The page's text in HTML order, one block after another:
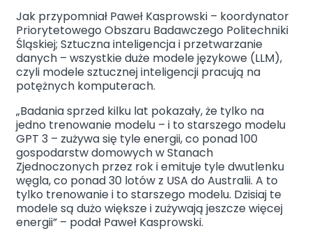
Jak przypomniał Paweł Kasprowski – koordynator
Priorytetowego Obszaru Badawczego Politechniki
Śląskiej; Sztuczna inteligencja i przetwarzanie
danych – wszystkie duże modele językowe (LLM),
czyli modele sztucznej inteligencji pracują na
potężnych komputerach.
„Badania sprzed kilku lat pokazały, że tylko na
jedno trenowanie modelu – i to starszego modelu
GPT 3 – zużywa się tyle energii, co ponad 100
gospodarstw domowych w Stanach
Zjednoczonych przez rok i emituje tyle dwutlenku
węgla, co ponad 30 lotów z USA do Australii. A to
tylko trenowanie i to starszego modelu. Dzisiaj te
modele są dużo większe i zużywają jeszcze więcej
energii” – podał Paweł Kasprowski.